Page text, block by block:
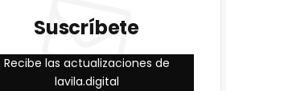
Suscríbete
Recibe las actualizaciones de
lavila.digital